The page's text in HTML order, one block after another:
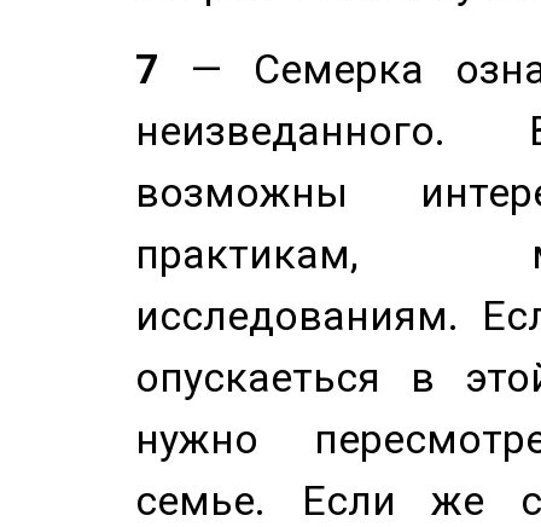
7 — Семерка
возможны
практикам,
исследованиям.
опускаеться в
нужно
семье. Если же